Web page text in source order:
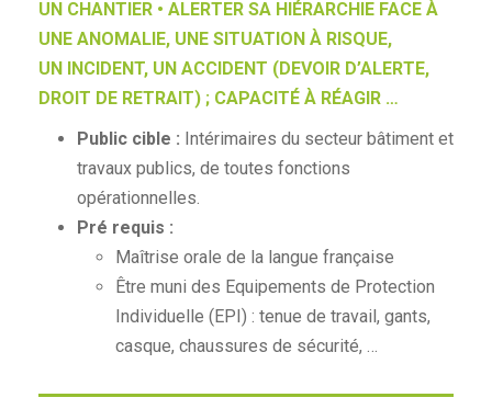
UN CHANTIER • ALERTER SA HIÉRARCHIE FACE À
UNE ANOMALIE, UNE SITUATION À RISQUE,
UN INCIDENT, UN ACCIDENT (DEVOIR D’ALERTE,
DROIT DE RETRAIT) ; CAPACITÉ À RÉAGIR …
Public cible : Intérimaires du secteur bâtiment et
travaux publics, de toutes fonctions
opérationnelles.
Pré requis :
Maîtrise orale de la langue française
Être muni des Equipements de Protection
Individuelle (EPI) : tenue de travail, gants,
casque, chaussures de sécurité, …